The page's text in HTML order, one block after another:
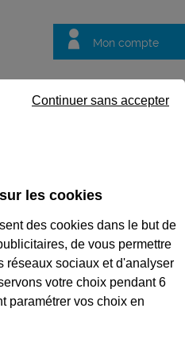
Mon compte
questions
ACTUALISER
(MAC) EN
HUMAINE OU
dans le cadre du
carte professionnelle
les cookies
des cookies dans le but de
de vous permettre
réseaux sociaux et d'analyser
votre choix pendant 6
paramétrer vos choix en
Continuer sans accepter